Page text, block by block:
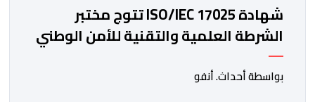
شهادة ISO/IEC 17025 تتوج مختبر
الشرطة العلمية والتقنية للأمن الوطني
في مختلف الخبرات الجنائية
بواسطة أحداث. أنفو